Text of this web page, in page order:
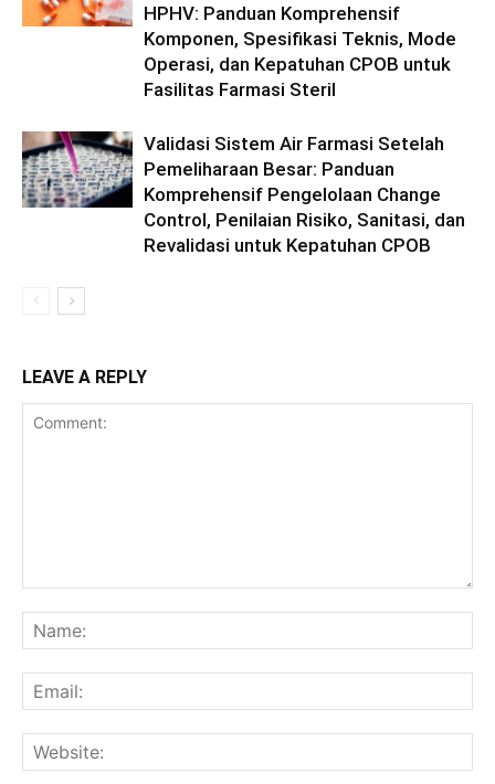
HPHV: Panduan Komprehensif
Komponen, Spesifikasi Teknis, Mode
Operasi, dan Kepatuhan CPOB untuk
Fasilitas Farmasi Steril
Validasi Sistem Air Farmasi Setelah
Pemeliharaan Besar: Panduan
Komprehensif Pengelolaan Change
Control, Penilaian Risiko, Sanitasi, dan
Revalidasi untuk Kepatuhan CPOB
LEAVE A REPLY